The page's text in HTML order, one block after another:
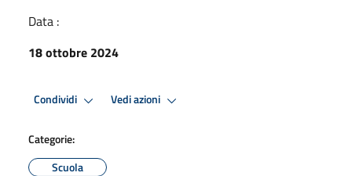
Data :
18 ottobre 2024
Condividi Vedi azioni
Categorie:
Scuola